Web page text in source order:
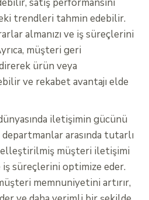
satış performansını
trendleri tahmin edebilir.
almanızı ve iş süreçlerini
müşteri geri
ürün veya
ve rekabet avantajı elde
iletişimin gücünü
arasında tutarlı
müşteri iletişimi
süreçlerini optimize eder.
memnuniyetini artırır,